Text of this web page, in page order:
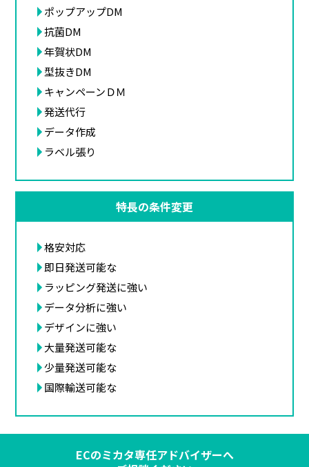
ポップアップDM
抗菌DM
年賀状DM
型抜きDM
キャンペーンＤＭ
発送代行
データ作成
ラベル張り
特長の条件変更
格安対応
即日発送可能な
ラッピング発送に強い
データ分析に強い
デザインに強い
大量発送可能な
少量発送可能な
国際輸送可能な
ECのミカタ専任アドバイザーへ